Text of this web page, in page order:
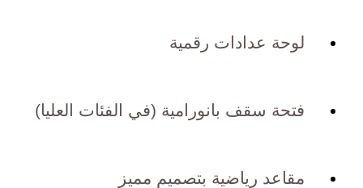
لوحة عدادات رقمية
فتحة سقف بانورامية (في الفئات العليا)
مقاعد رياضية بتصميم مميز